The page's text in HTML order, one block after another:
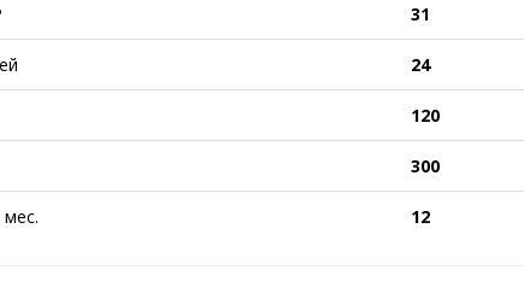
31
24
120
300
12